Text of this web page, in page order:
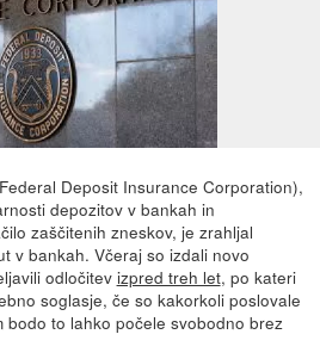
Deposit Insurance Corporation),
depozitov v bankah in
zaščitenih zneskov, je zrahljal
v bankah. Včeraj so izdali novo
odločitev izpred treh let, po kateri
soglasje, če so kakorkoli poslovale
bodo to lahko počele svobodno brez